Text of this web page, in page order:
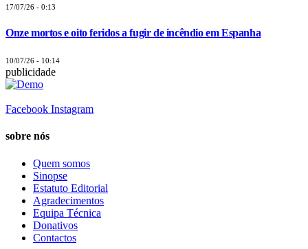
17/07/26 - 0:13
Onze mortos e oito feridos a fugir de incêndio em Espanha
10/07/26 - 10:14
publicidade
Facebook Instagram
sobre nós
Quem somos
Sinopse
Estatuto Editorial
Agradecimentos
Equipa Técnica
Donativos
Contactos